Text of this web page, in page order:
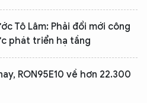
Tô Lâm: Phải đổi mới công
phát triển hạ tầng
RON95E10 về hơn 22.300